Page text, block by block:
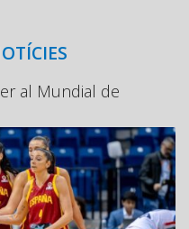
al Mundial de